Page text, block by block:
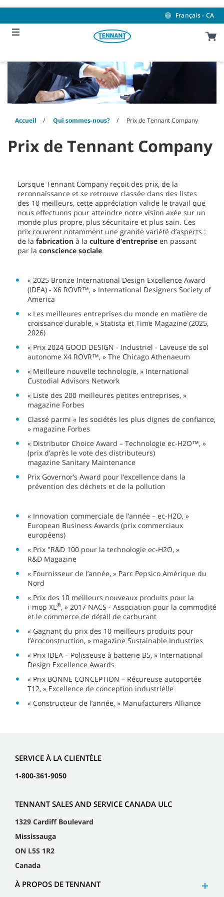
content
navigation
menu
Français - CA
Accueil Qui sommes-nous? Prix de Tennant Company
Prix de Tennant Company
Lorsque Tennant Company reçoit des prix, de la
reconnaissance et se retrouve classée dans des listes
des 10 meilleurs, cette appréciation valide le travail que
nous effectuons pour atteindre notre vision axée sur un
monde plus propre, plus sécuritaire et plus sain. Ces
prix couvrent notamment une grande variété d’aspects :
de la fabrication à la culture d’entreprise en passant
par la conscience sociale.
« 2025 Bronze International Design Excellence Award
(IDEA) - X6 ROVR™, » International Designers Society of
America
« Les meilleures entreprises du monde en matière de
croissance durable, » Statista et Time Magazine (2025,
2026)
« Prix 2024 GOOD DESIGN - Industriel - Laveuse de sol
autonome X4 ROVR™, » The Chicago Athenaeum
« Meilleure nouvelle technologie, » International
Custodial Advisors Network
« Liste des 200 meilleures petites entreprises, »
magazine Forbes
Classé parmi « les sociétés les plus dignes de confiance,
» magazine Forbes
« Distributor Choice Award – Technologie ec-H2O™, »
(prix d’après le vote des distributeurs)
magazine Sanitary Maintenance
Prix Governor’s Award pour l’excellence dans la
prévention des déchets et de la pollution
« Innovation commerciale de l’année – ec-H2O, »
European Business Awards (prix commerciaux
européens)
« Prix "R&D 100 pour la technologie ec-H2O, »
R&D Magazine
« Fournisseur de l’année, » Parc Pepsico Amérique du
Nord
« Prix des 10 meilleurs nouveaux produits pour la
i‑mop XL®, » 2017 NACS - Association pour la commodité
et le commerce de détail de carburant
« Gagnant du prix des 10 meilleurs produits pour
l’écoconstruction, » magazine Sustainable Industries
« Prix IDEA – Polisseuse à batterie B5, » International
Design Excellence Awards
« Prix BONNE CONCEPTION – Récureuse autoportée
T12, » Excellence de conception industrielle
« Constructeur de l’année, » Manufacturers Alliance
SERVICE À LA CLIENTÈLE
1-800-361-9050
TENNANT SALES AND SERVICE CANADA ULC
1329 Cardiff Boulevard
Mississauga
ON L5S 1R2
Canada
À PROPOS DE TENNANT